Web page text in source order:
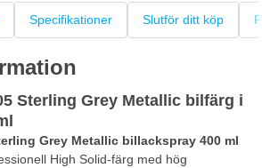
Specifikationer Slutför ditt köp
Sterling Grey Metallic bilfärg i
Grey Metallic billackspray 400 ml
High Solid-färg med hög